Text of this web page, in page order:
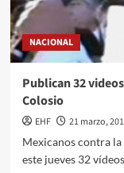
NACIONAL
Publican 32
Colosio
EHF
21 marzo,
Mexicanos contra
este jueves 32